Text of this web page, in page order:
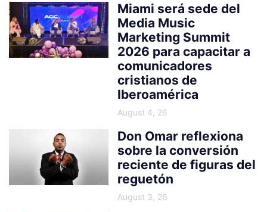
Miami será sede del
Media Music
Marketing Summit
2026 para capacitar a
comunicadores
cristianos de
Iberoamérica
August 4, 26
Don Omar reflexiona
sobre la conversión
reciente de figuras del
reguetón
August 3, 26